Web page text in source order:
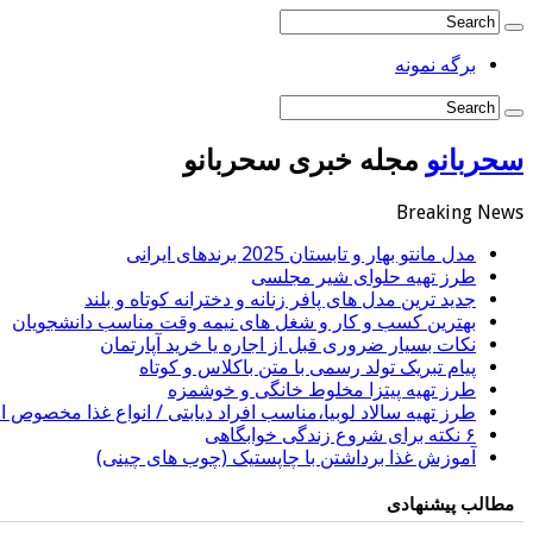
برگه نمونه
سحربانو مجله خبری سحربانو
Breaking News
مدل مانتو بهار و تابستان 2025 برندهای ایرانی
طرز تهیه حلوای شیر مجلسی
جدید ترین مدل های پافر زنانه و دخترانه کوتاه و بلند
بهترین کسب و کار و شغل های نیمه وقت مناسب دانشجویان
نکات بسیار ضروری قبل از اجاره یا خرید آپارتمان
پیام تبریک تولد رسمی با متن باکلاس و کوتاه
طرز تهیه پیتزا مخلوط خانگی و خوشمزه
طرز تهیه سالاد لوبیا،مناسب افراد دیابتی / انواع غذا مخصوص
۶ نکته برای شروع زندگی خوابگاهی
آموزش غذا برداشتن با چاپستیک (چوب های چینی)
مطالب پیشنهادی